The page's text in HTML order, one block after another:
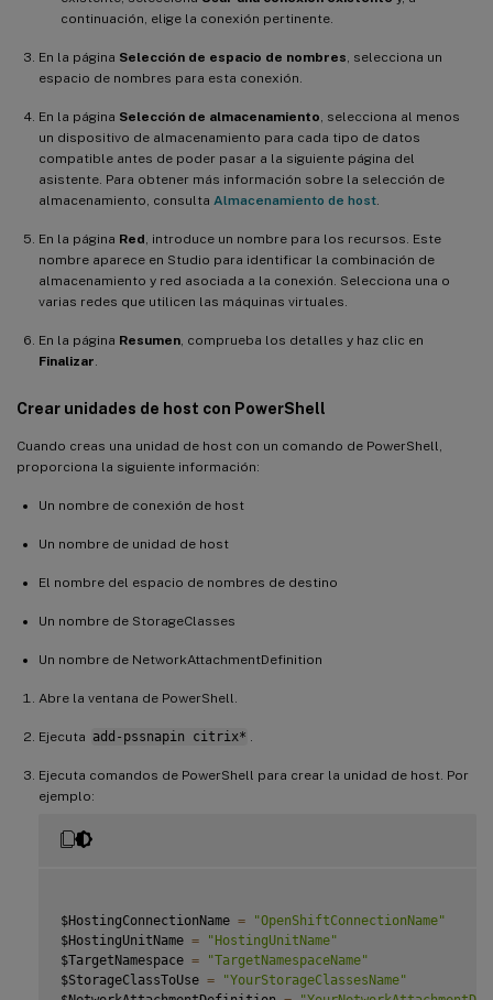
continuación, elige la conexión pertinente.
En la página Selección de espacio de nombres , selecciona un
espacio de nombres para esta conexión.
En la página Selección de almacenamiento , selecciona al menos
un dispositivo de almacenamiento para cada tipo de datos
compatible antes de poder pasar a la siguiente página del
asistente. Para obtener más información sobre la selección de
almacenamiento, consulta Almacenamiento de host
En la página Red , introduce un nombre para los recursos. Este
nombre aparece en Studio para identificar la combinación de
almacenamiento y red asociada a la conexión. Selecciona una o
varias redes que utilicen las máquinas virtuales.
En la página Resumen , comprueba los detalles y haz clic en
Finalizar
Crear unidades de host con PowerShell
Cuando creas una unidad de host con un comando de PowerShell,
proporciona la siguiente información:
Un nombre de conexión de host
Un nombre de unidad de host
El nombre del espacio de nombres de destino
Un nombre de StorageClasses
Un nombre de NetworkAttachmentDefinition
Abre la ventana de PowerShell.
Ejecuta add-pssnapin citrix*
Ejecuta comandos de PowerShell para crear la unidad de host. Por
ejemplo:
$HostingConnectionName =
"OpenShiftConnectionName"
$HostingUnitName =
"HostingUnitName"
$TargetNamespace =
"TargetNamespaceName"
$StorageClassToUse =
"YourStorageClassesName"